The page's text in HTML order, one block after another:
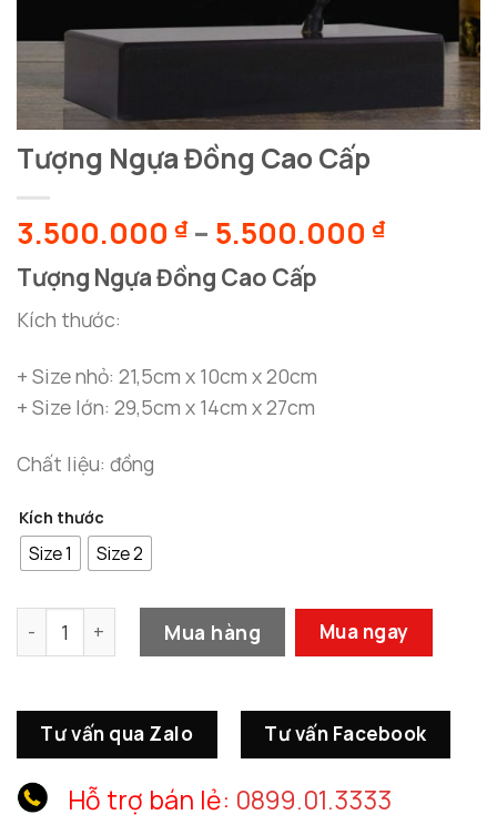
Tượng Ngựa Đồng Cao Cấp
3.500.000 ₫ – 5.500.000 ₫Khoảng
Tượng Ngựa Đồng Cao Cấp
Kích thước:
+ Size nhỏ: 21,5cm x 10cm x 20cm
+ Size lớn: 29,5cm x 14cm x 27cm
Chất liệu: đồng
Kích thước
Size 1 Size 2
Tượng Ngựa Đồng Cao Cấp số lượng
Mua hàng Mua ngay
Tư vấn qua Zalo Tư vấn Facebook
Hỗ trợ bán lẻ: 0899.01.3333